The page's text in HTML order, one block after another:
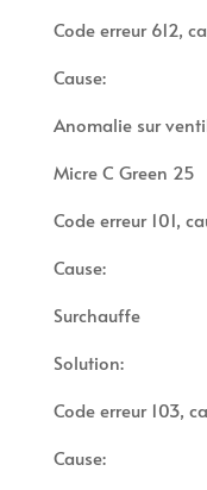
Code erreur 612,
Cause:
Anomalie sur
Micre C Green 25
Code erreur 101,
Cause:
Surchauffe
Solution:
Code erreur 103,
Cause: